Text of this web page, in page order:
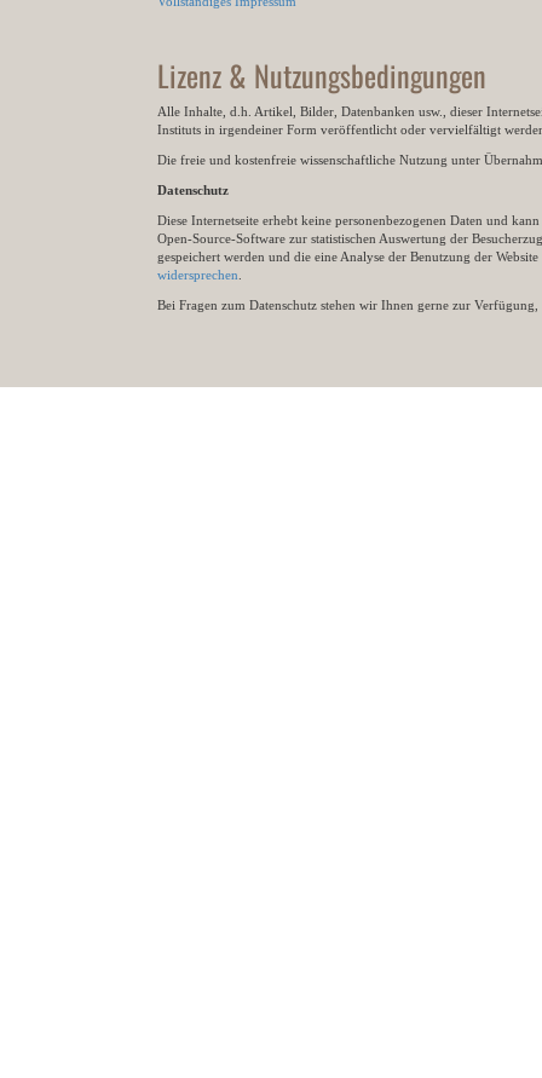
Lizenz & Nutzungsbedingungen
Alle Inhalte, d.h. Artikel, Bilder, Datenbanken usw., dieser
Instituts in irgendeiner Form veröffentlicht oder vervielfältigt
Die freie und kostenfreie wissenschaftliche Nutzung unter
Datenschutz
Diese Internetseite erhebt keine personenbezogenen Daten und
Open-Source-Software zur statistischen Auswertung der
gespeichert werden und die eine Analyse der Benutzung der
widersprechen
Bei Fragen zum Datenschutz stehen wir Ihnen gerne zur